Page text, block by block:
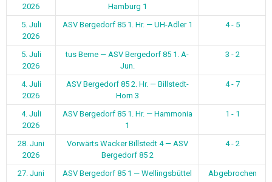
2026
Hamburg 1
5. Juli
2026
ASV Bergedorf 85 1. Hr. — UH-Adler 1 4 - 5
5. Juli
2026
tus Berne — ASV Bergedorf 85 1. A-
Jun.
3 - 2
4. Juli
2026
ASV Bergedorf 85 2. Hr. — Billstedt-
Horn 3
4 - 7
4. Juli
2026
ASV Bergedorf 85 1. Hr. — Hammonia
1
1 - 1
28. Juni
2026
Vorwärts Wacker Billstedt 4 — ASV
Bergedorf 85 2
4 - 2
27. Juni
ASV Bergedorf 85 1 — Wellingsbüttel
Abgebrochen